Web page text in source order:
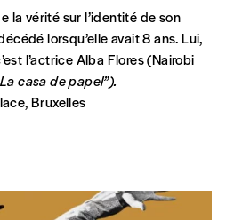
la vérité sur l’identité de son
lorsqu’elle avait 8 ans. Lui,
l’actrice Alba Flores (Nairobi
La casa de papel”).
Bruxelles